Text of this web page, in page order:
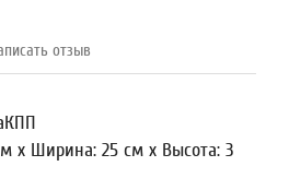
отзыв
x Ширина: 25 см x Высота: 3